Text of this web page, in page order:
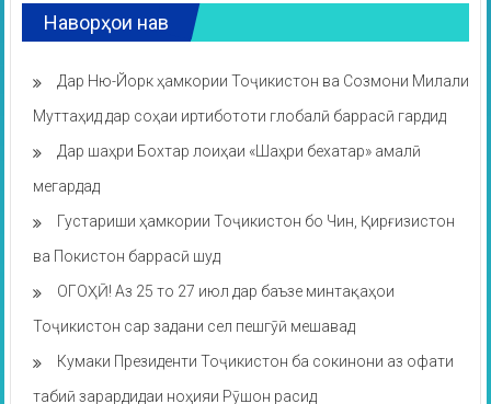
Наворҳои нав
Дар Ню-Йорк ҳамкории Тоҷикистон ва Созмони Милали
Муттаҳид дар соҳаи иртибототи глобалӣ баррасӣ гардид
Дар шаҳри Бохтар лоиҳаи «Шаҳри бехатар» амалӣ
мегардад
Густариши ҳамкории Тоҷикистон бо Чин, Қирғизистон
ва Покистон баррасӣ шуд
ОГОҲӢ! Аз 25 то 27 июл дар баъзе минтақаҳои
Тоҷикистон сар задани сел пешгӯӣ мешавад
Кумаки Президенти Тоҷикистон ба сокинони аз офати
табиӣ зарардидаи ноҳияи Рӯшон расид